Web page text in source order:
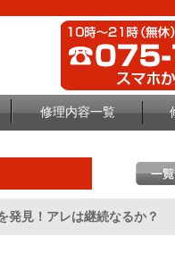
修理内容一覧
発見！アレは継続なるか？